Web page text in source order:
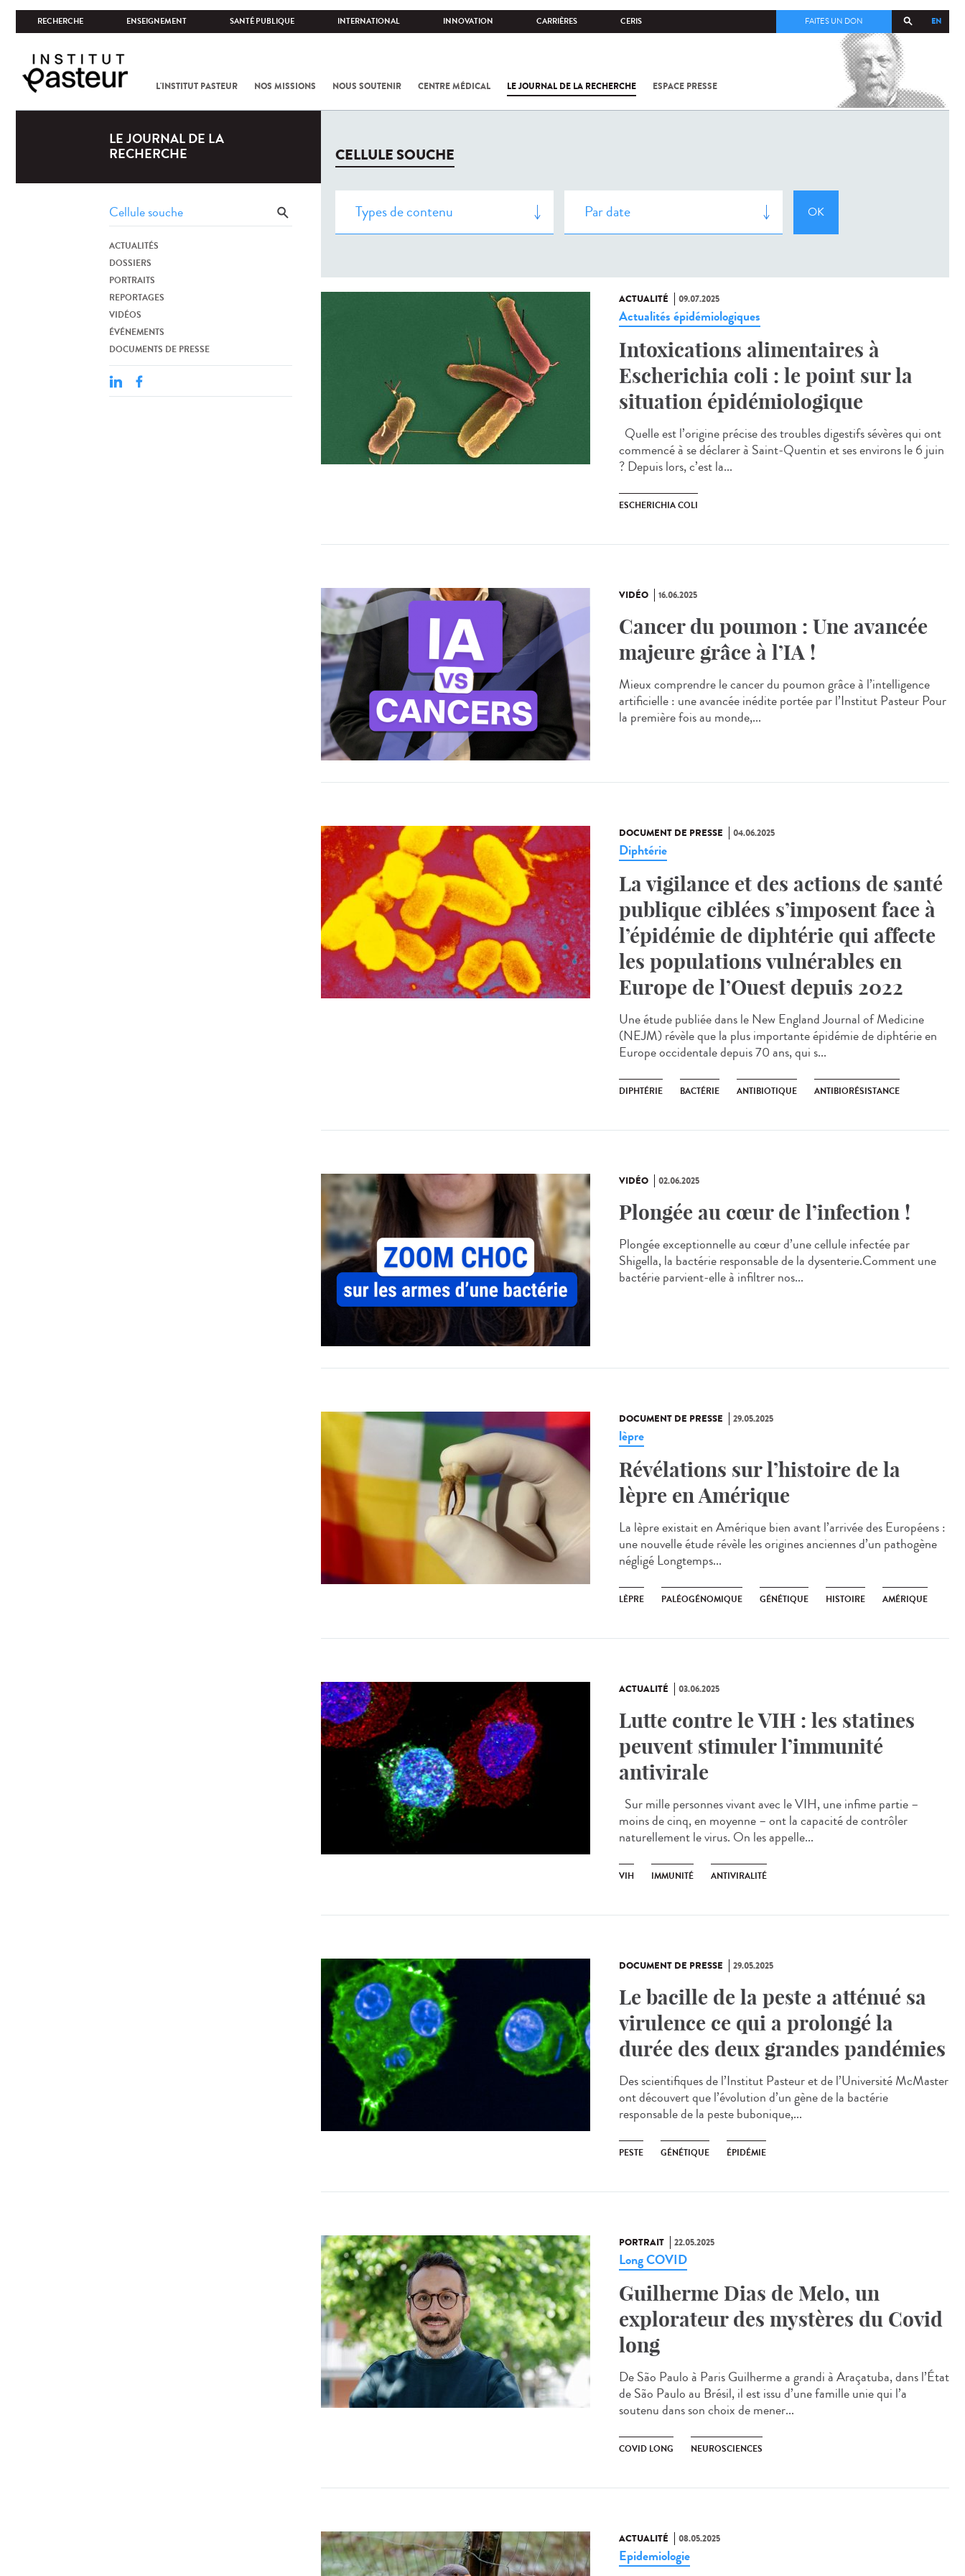
RECHERCHE ENSEIGNEMENT SANTÉ PUBLIQUE INTERNATIONAL INNOVATION CARRIÈRES CERIS EN
FAITES UN DON
L'INSTITUT PASTEUR NOS MISSIONS NOUS SOUTENIR CENTRE MÉDICAL LE JOURNAL DE LA RECHERCHE ESPACE PRESSE
COV-2 /
LE JOURNAL DE LA
RECHERCHE
ACTUALITÉS
DOSSIERS
PORTRAITS
REPORTAGES
VIDÉOS
ÉVÉNEMENTS
DOCUMENTS DE PRESSE
CELLULE SOUCHE
ACTUALITÉ 09.07.2025
Actualités épidémiologiques
Intoxications alimentaires à
Escherichia coli : le point sur la
situation épidémiologique
Quelle est l’origine précise des troubles digestifs sévères qui ont
commencé à se déclarer à Saint-Quentin et ses environs le 6 juin
? Depuis lors, c’est la...
ESCHERICHIA COLI
VIDÉO 16.06.2025
Cancer du poumon : Une avancée
majeure grâce à l’IA !
Mieux comprendre le cancer du poumon grâce à l’intelligence
artificielle : une avancée inédite portée par l’Institut Pasteur Pour
la première fois au monde,...
DOCUMENT DE PRESSE 04.06.2025
Diphtérie
La vigilance et des actions de santé
publique ciblées s’imposent face à
l’épidémie de diphtérie qui affecte
les populations vulnérables en
Europe de l’Ouest depuis 2022
Une étude publiée dans le New England Journal of Medicine
(NEJM) révèle que la plus importante épidémie de diphtérie en
Europe occidentale depuis 70 ans, qui s...
DIPHTÉRIE BACTÉRIE ANTIBIOTIQUE ANTIBIORÉSISTANCE
VIDÉO 02.06.2025
Plongée au cœur de l’infection !
Plongée exceptionnelle au cœur d’une cellule infectée par
Shigella, la bactérie responsable de la dysenterie.Comment une
bactérie parvient-elle à infiltrer nos...
DOCUMENT DE PRESSE 29.05.2025
lèpre
Révélations sur l’histoire de la
lèpre en Amérique
La lèpre existait en Amérique bien avant l’arrivée des Européens :
une nouvelle étude révèle les origines anciennes d’un pathogène
négligé Longtemps...
LÈPRE PALÉOGÉNOMIQUE GÉNÉTIQUE HISTOIRE AMÉRIQUE
ACTUALITÉ 03.06.2025
Lutte contre le VIH : les statines
peuvent stimuler l’immunité
antivirale
Sur mille personnes vivant avec le VIH, une infime partie –
moins de cinq, en moyenne – ont la capacité de contrôler
naturellement le virus. On les appelle...
VIH IMMUNITÉ ANTIVIRALITÉ
DOCUMENT DE PRESSE 29.05.2025
Le bacille de la peste a atténué sa
virulence ce qui a prolongé la
durée des deux grandes pandémies
Des scientifiques de l’Institut Pasteur et de l’Université McMaster
ont découvert que l’évolution d’un gène de la bactérie
responsable de la peste bubonique,...
PESTE GÉNÉTIQUE ÉPIDÉMIE
PORTRAIT 22.05.2025
Long COVID
Guilherme Dias de Melo, un
explorateur des mystères du Covid
long
De São Paulo à Paris Guilherme a grandi à Araçatuba, dans l’État
de São Paulo au Brésil, il est issu d’une famille unie qui l’a
soutenu dans son choix de mener...
COVID LONG NEUROSCIENCES
ACTUALITÉ 08.05.2025
Epidemiologie